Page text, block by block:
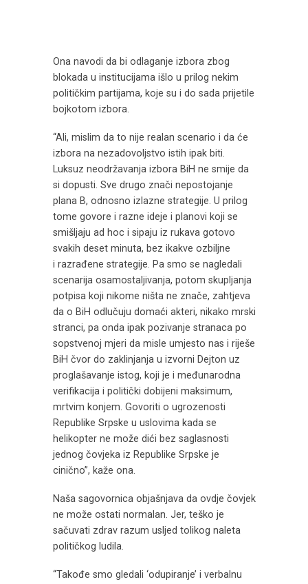
Ona navodi da bi odlaganje izbora zbog
blokada u institucijama išlo u prilog nekim
političkim partijama, koje su i do sada prijetile
bojkotom izbora.
“Ali, mislim da to nije realan scenario i da će
izbora na nezadovoljstvo istih ipak biti.
Luksuz neodržavanja izbora BiH ne smije da
si dopusti. Sve drugo znači nepostojanje
plana B, odnosno izlazne strategije. U prilog
tome govore i razne ideje i planovi koji se
smišljaju ad hoc i sipaju iz rukava gotovo
svakih deset minuta, bez ikakve ozbiljne
i razrađene strategije. Pa smo se nagledali
scenarija osamostaljivanja, potom skupljanja
potpisa koji nikome ništa ne znače, zahtjeva
da o BiH odlučuju domaći akteri, nikako mrski
stranci, pa onda ipak pozivanje stranaca po
sopstvenoj mjeri da misle umjesto nas i riješe
BiH čvor do zaklinjanja u izvorni Dejton uz
proglašavanje istog, koji je i međunarodna
verifikacija i politički dobijeni maksimum,
mrtvim konjem. Govoriti o ugrozenosti
Republike Srpske u uslovima kada se
helikopter ne može dići bez saglasnosti
jednog čovjeka iz Republike Srpske je
cinično”, kaže ona.
Naša sagovornica objašnjava da ovdje čovjek
ne može ostati normalan. Jer, teško je
sačuvati zdrav razum usljed tolikog naleta
političkog ludila.
“Takođe smo gledali ‘odupiranje’ i verbalnu